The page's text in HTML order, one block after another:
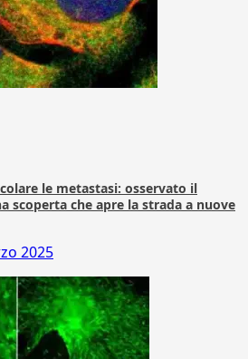
le metastasi: osservato il
scoperta che apre la strada a nuove
2025